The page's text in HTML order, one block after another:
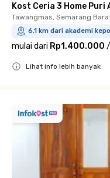
Kost Ceria 3 Home
Tawangmas, Semarang
6.1 km dari akademi
mulai dari Rp1.400.000 /
Lihat info lebih banyak